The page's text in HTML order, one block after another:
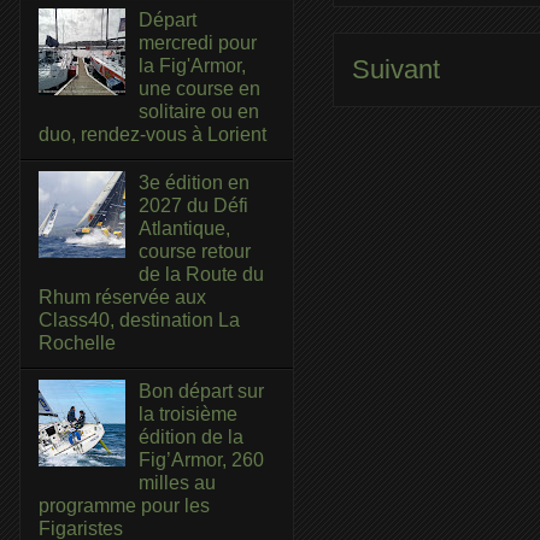
Suivant
Départ
mercredi pour
la Fig'Armor,
une course en
solitaire ou en
duo, rendez-vous à Lorient
3e édition en
2027 du Défi
Atlantique,
course retour
de la Route du
Rhum réservée aux
Class40, destination La
Rochelle
Bon départ sur
la troisième
édition de la
Fig’Armor, 260
milles au
programme pour les
Figaristes